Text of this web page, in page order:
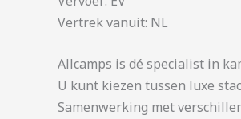
Vertrek vanuit: NL
Allcamps is dé specialist in
U kunt kiezen tussen luxe
Samenwerking met